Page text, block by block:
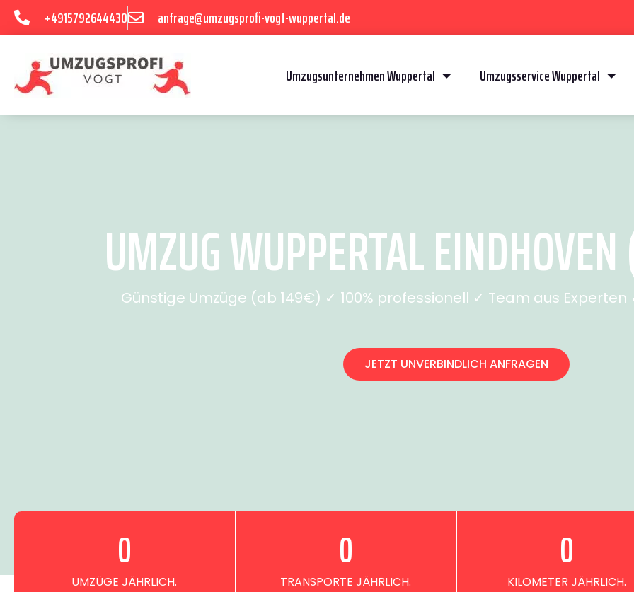
+4915792644430 anfrage@umzugsprofi-vogt-wuppertal.de
Umzugsunternehmen Wuppertal Umzugsservice Wuppertal
UMZUG WUPPERTAL
Günstige Umzüge (ab 149€) ✓ 100% professionell ✓ Team aus
JETZT UNVERBINDLICH ANFRAGEN
UMZÜGE JÄHRLICH.
0
TRANSPORTE JÄHRLICH.
0
KILOMETER JÄHRLICH.
0